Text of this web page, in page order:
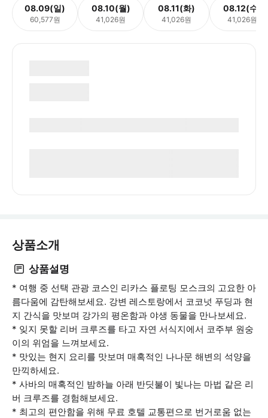
08.09(일)
60,577원
08.10(월)
41,026원
08.11(화)
41,026원
08.12(수)
41,026원
상품소개
상품설명
* 여행 중 선택 관광 코스인 리카스 플로팅 모스크의 고요한 아
름다움에 감탄해보세요. 강변 레스토랑에서 코코넛 푸딩과 현
지 간식을 맛보며 강가의 평온함과 야생 동물을 만나보세요.
* 잊지 못할 리버 크루즈를 타고 자연 서식지에서 코주부 원숭
이의 위엄을 느껴보세요.
* 맛있는 현지 요리를 맛보며 매혹적인 나나문 해변의 석양을
만끽하세요.
* 사바의 매혹적인 밤하늘 아래 반딧불이 빛나는 마법 같은 리
버 크루즈를 경험해보세요.
* 최고의 편안함을 위해 무료 호텔 교통편으로 번거로움 없는